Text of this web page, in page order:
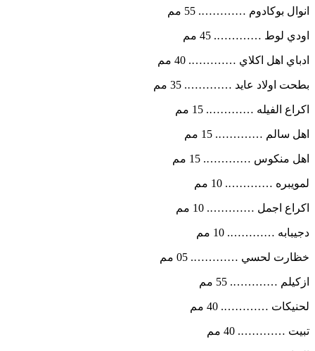
انوال بوكادوم …………. 55 مم
اودي لوط …………. 45 مم
ادباي اهل اكلاي …………. 40 مم
بطحت اولاد عايد …………. 35 مم
اكراع الفيله …………. 15 مم
اهل سالم …………. 15 مم
اهل منكوس …………. 15 مم
لمويبره …………. 10 مم
اكراع اجمل …………. 10 مم
دجيبابه …………. 10 مم
خظارت لحسي …………. 05 مم
ازكيلم …………. 55 مم
لحنيكات …………. 40 مم
تبيت …………. 40 مم